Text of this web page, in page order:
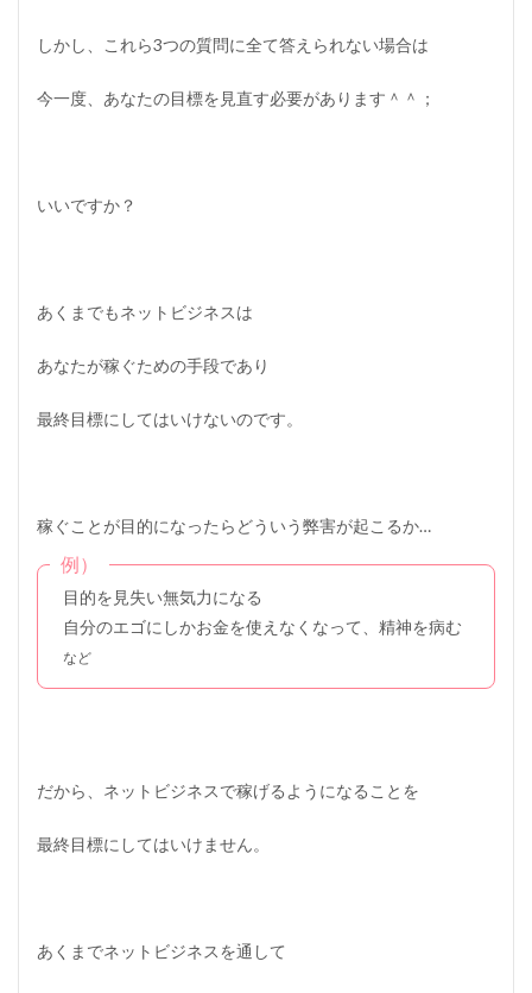
しかし、これら3つの質問に全て答えられない場合は
今一度、あなたの目標を見直す必要があります＾＾；
いいですか？
あくまでもネットビジネスは
あなたが稼ぐための手段であり
最終目標にしてはいけないのです。
稼ぐことが目的になったらどういう弊害が起こるか…
例）
目的を見失い無気力になる
自分のエゴにしかお金を使えなくなって、精神を病む
など
だから、ネットビジネスで稼げるようになることを
最終目標にしてはいけません。
あくまでネットビジネスを通して